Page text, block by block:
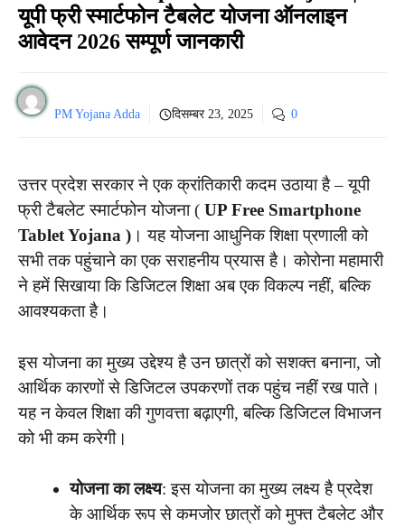
यूपी फ्री स्मार्टफोन टैबलेट योजना ऑनलाइन
आवेदन 2026 सम्पूर्ण जानकारी
PM Yojana Adda दिसम्बर 23, 2025 0
उत्तर प्रदेश सरकार ने एक क्रांतिकारी कदम उठाया है – यूपी
फ्री टैबलेट स्मार्टफोन योजना ( UP Free Smartphone
Tablet Yojana ) । यह योजना आधुनिक शिक्षा प्रणाली को
सभी तक पहुंचाने का एक सराहनीय प्रयास है। कोरोना महामारी
ने हमें सिखाया कि डिजिटल शिक्षा अब एक विकल्प नहीं, बल्कि
आवश्यकता है।
इस योजना का मुख्य उद्देश्य है उन छात्रों को सशक्त बनाना, जो
आर्थिक कारणों से डिजिटल उपकरणों तक पहुंच नहीं रख पाते।
यह न केवल शिक्षा की गुणवत्ता बढ़ाएगी, बल्कि डिजिटल विभाजन
को भी कम करेगी।
योजना का लक्ष्य: इस योजना का मुख्य लक्ष्य है प्रदेश
के आर्थिक रूप से कमजोर छात्रों को मुफ्त टैबलेट और